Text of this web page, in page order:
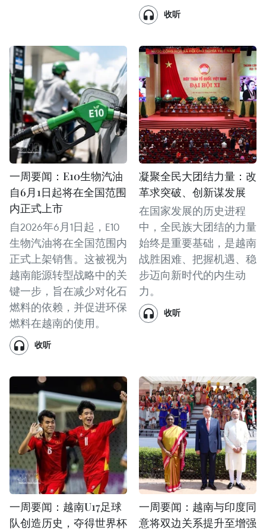
收听
一周要闻：E10生物汽油
自6月1日起将在全国范围
内正式上市
自2026年6月1日起，E10
生物汽油将在全国范围内
正式上架销售。这被视为
越南能源转型战略中的关
键一步，旨在减少对化石
燃料的依赖，并促进环保
燃料在越南的使用。
收听
凝聚全民大团结力量：改
革求突破、创新谋发展
在国家发展的历史进程
中，全民族大团结的力量
始终是重要基础，是越南
战胜困难、把握机遇、稳
步迈向新时代的内生动
力。
收听
一周要闻：越南U17足球
队创造历史，夺得世界杯
一周要闻：越南与印度同
意将双边关系提升至增强